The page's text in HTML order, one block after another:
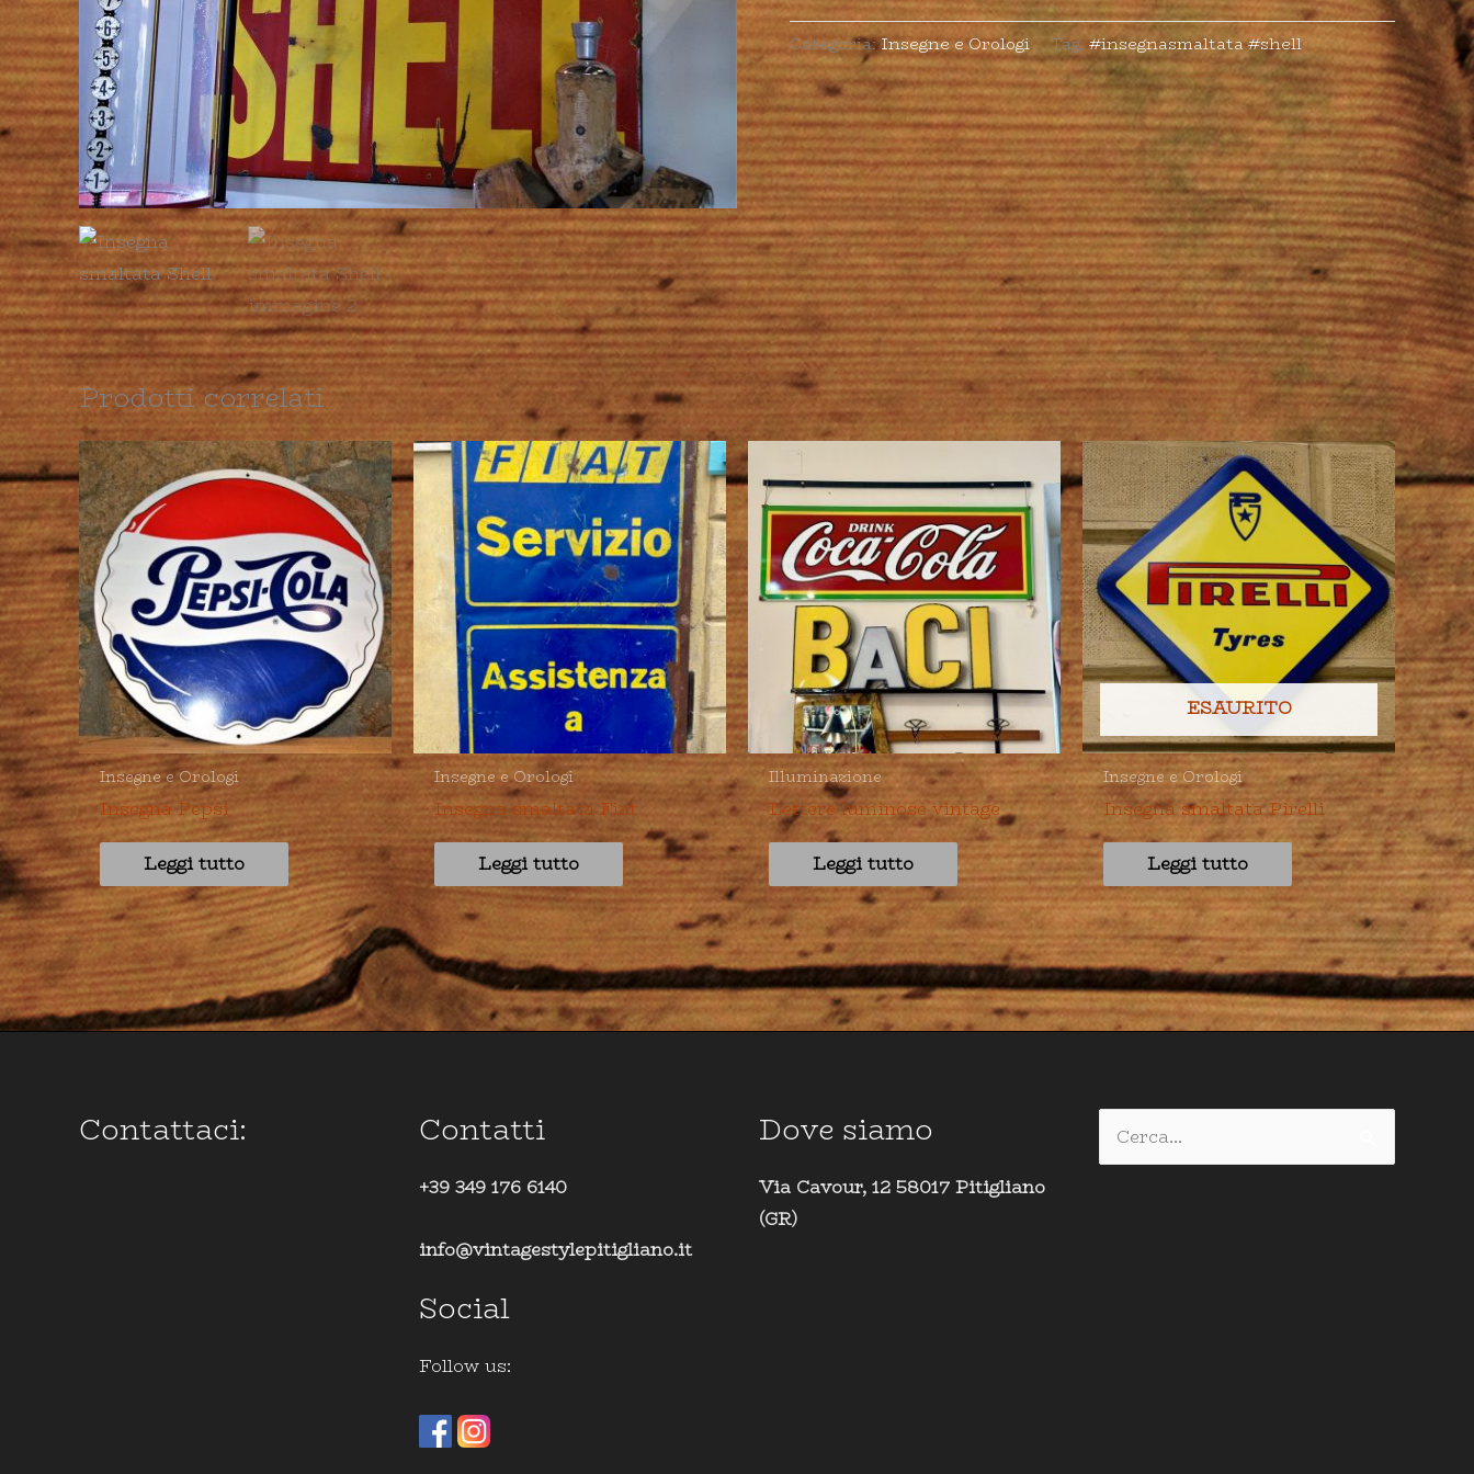
Categoria:Insegne e Orologi Tag:#insegnasmaltata #shell
Prodotti correlati
Insegne e Orologi
Insegna Pepsi
Leggi tutto
Insegne e Orologi
Insegna smaltata Fiat
Leggi tutto
Illuminazione
Lettere luminose vintage
Leggi tutto
ESAURITO
Insegne e Orologi
Insegna smaltata Pirelli
Leggi tutto
Contattaci: Contatti
+39 349 176 6140
info@vintagestylepitigliano.it
Social
Follow us:
Dove siamo
Via Cavour, 12 58017 Pitigliano
(GR)
Cerca: